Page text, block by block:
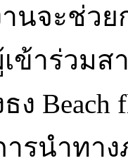
นจะช่ว
ข้าร่วม
ง Beach
ารนำท